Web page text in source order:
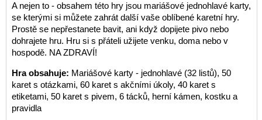
A nejen to - obsahem této hry jsou mariášové jednohlavé karty,
se kterými si můžete zahrát další vaše oblíbené karetní hry.
Prostě se nepřestanete bavit, ani když dopijete pivo nebo
dohrajete hru. Hru si s přáteli užijete venku, doma nebo v
hospodě. NA ZDRAVÍ!
Hra obsahuje: Mariášové karty - jednohlavé (32 listů), 50
karet s otázkami, 60 karet s akčními úkoly, 40 karet s
etiketami, 50 karet s pivem, 6 tácků, herní kámen, kostku a
pravidla